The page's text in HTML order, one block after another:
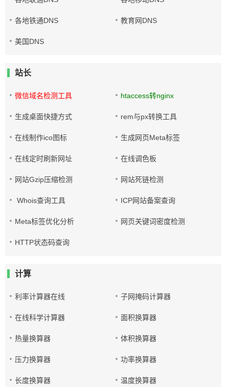
各地铁通DNS 教育网DNS
美国DNS
站长
微信域名检测工具 htaccess转nginx
生成桌面快捷方式 rem与px转换工具
在线制作ico图标 生成网页Meta标签
在线定时刷新网址 在线调色板
网站Gzip压缩检测 网站死链检测
Whois查询工具 ICP网站备案查询
Meta标签优化分析 网页关键词密度检测
HTTP状态码查询
计算
利率计算器在线 子网掩码计算器
在线科学计算器 面积换算器
热量换算器 体积换算器
压力换算器 功率换算器
长度换算器 温度换算器